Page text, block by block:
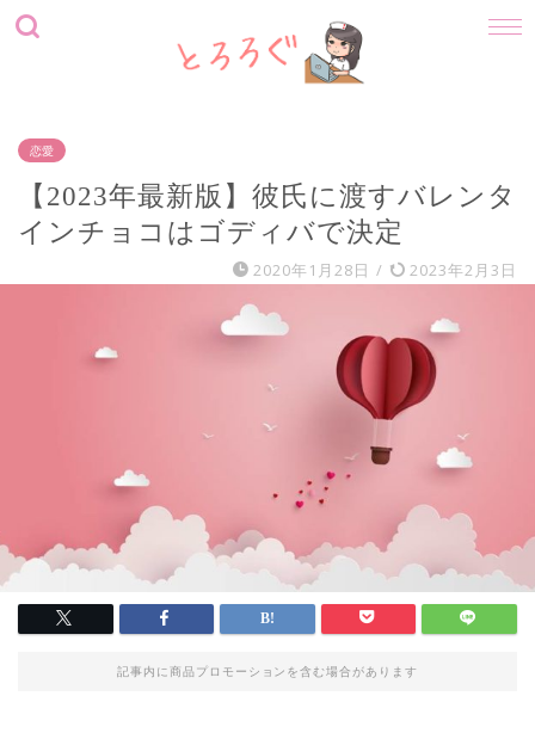
恋愛
【2023年最新版】彼氏に渡すバレンタ
インチョコはゴディバで決定
2020年1月28日 / 2023年2月3日
記事内に商品プロモーションを含む場合があります